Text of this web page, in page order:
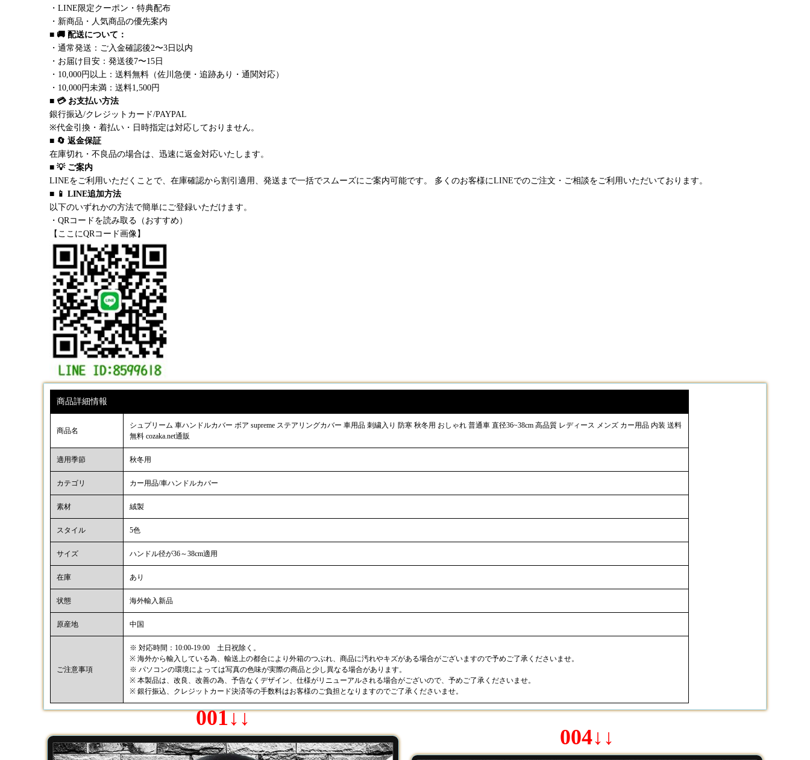
・LINE限定クーポン・特典配布
・新商品・人気商品の優先案内
■ 🚚 配送について：
・通常発送：ご入金確認後2〜3日以内
・お届け目安：発送後7〜15日
・10,000円以上：送料無料（佐川急便・追跡あり・通関対応）
・10,000円未満：送料1,500円
■ 💳 お支払い方法
銀行振込/クレジットカード/PAYPAL
※代金引換・着払い・日時指定は対応しておりません。
■ 🔄 返金保証
在庫切れ・不良品の場合は、迅速に返金対応いたします。
■ 💡 ご案内
LINEをご利用いただくことで、在庫確認から割引適用、発送まで一括でスムーズにご案内可能です。 多くのお客様にLINEでのご注文・ご相談をご利用いただいております。
■ 📱 LINE追加方法
以下のいずれかの方法で簡単にご登録いただけます。
・QRコードを読み取る（おすすめ）
【ここにQRコード画像】
商品詳細情報
商品名
シュプリーム 車ハンドルカバー ボア supreme ステアリングカバー 車用品 刺繍入り 防寒 秋冬用 おしゃれ 普通車 直径36~38cm 高品質 レディース メンズ カー用品 内装 送料
無料 cozaka.net通販
適用季節 秋冬用
カテゴリ カー用品/車ハンドルカバー
素材 絨製
スタイル 5色
サイズ ハンドル径が36～38cm適用
在庫 あり
状態 海外輸入新品
原産地 中国
ご注意事項
※ 対応時間：10:00-19:00 土日祝除く。
※ 海外から輸入している為、輸送上の都合により外箱のつぶれ、商品に汚れやキズがある場合がございますので予めご了承くださいませ。
※ パソコンの環境によっては写真の色味が実際の商品と少し異なる場合があります。
※ 本製品は、改良、改善の為、予告なくデザイン、仕様がリニューアルされる場合がございので、予めご了承くださいませ。
※ 銀行振込、クレジットカード決済等の手数料はお客様のご負担となりますのでご了承くださいませ。
001↓↓
004↓↓